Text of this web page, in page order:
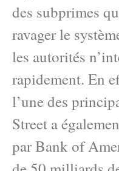
des subprimes
ravager le
les autorités
rapidement. En
l’une des
Street a
par Bank of